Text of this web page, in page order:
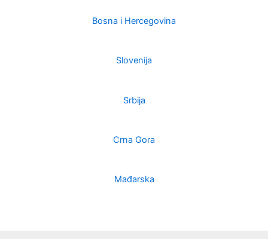
Bosna i Hercegovina
Slovenija
Srbija
Crna Gora
Mađarska